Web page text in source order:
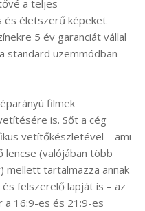
a teljes
és életszerű képeket
5 év garanciát vállal
standard üzemmódban
filmek
is. Sőt a cég
vetítőkészletével – ami
lencse (valójában több
mellett tartalmazza annak
felszerelő lapját is – az
a 16:9-es és 21:9-es